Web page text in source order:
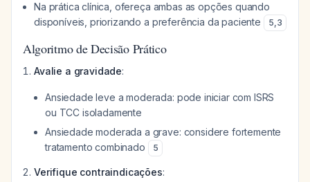
Na prática clínica, ofereça ambas as opções quando
disponíveis, priorizando a preferência da paciente
5,3
Algoritmo de Decisão Prático
Avalie a gravidade:
Ansiedade leve a moderada: pode iniciar com ISRS
ou TCC isoladamente
Ansiedade moderada a grave: considere fortemente
tratamento combinado
5
Verifique contraindicações: